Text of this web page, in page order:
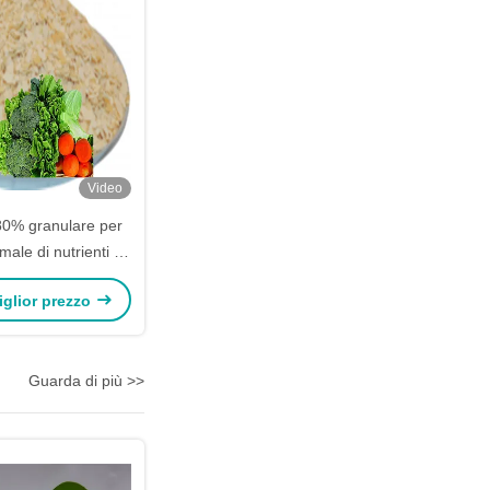
Video
granulare per
di nutrienti e
nel suolo
prezzo
Guarda di più >>